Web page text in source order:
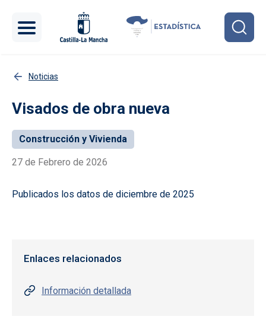
Noticias
Visados de obra nueva
Construcción y Vivienda
27 de Febrero de 2026
Publicados los datos de diciembre de 2025
Enlaces relacionados
Información detallada